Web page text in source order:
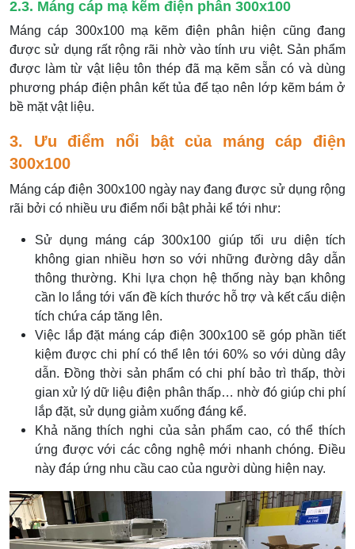
2.3. Máng cáp mạ kẽm điện phân 300x100
Máng cáp 300x100 mạ kẽm điện phân hiện cũng đang
được sử dụng rất rộng rãi nhờ vào tính ưu việt. Sản phẩm
được làm từ vật liệu tôn thép đã mạ kẽm sẵn có và dùng
phương pháp điện phân kết tủa để tạo nên lớp kẽm bám ở
bề mặt vật liệu.
3. Ưu điểm nổi bật của máng cáp điện
300x100
Máng cáp điện 300x100 ngày nay đang được sử dụng rộng
rãi bởi có nhiều ưu điểm nổi bật phải kể tới như:
Sử dụng máng cáp 300x100 giúp tối ưu diện tích
không gian nhiều hơn so với những đường dây dẫn
thông thường. Khi lựa chọn hệ thống này bạn không
cần lo lắng tới vấn đề kích thước hỗ trợ và kết cấu diện
tích chứa cáp tăng lên.
Việc lắp đặt máng cáp điện 300x100 sẽ góp phần tiết
kiệm được chi phí có thể lên tới 60% so với dùng dây
dẫn. Đồng thời sản phẩm có chi phí bảo trì thấp, thời
gian xử lý dữ liệu điện phân thấp… nhờ đó giúp chi phí
lắp đặt, sử dụng giảm xuống đáng kể.
Khả năng thích nghi của sản phẩm cao, có thể thích
ứng được với các công nghệ mới nhanh chóng. Điều
này đáp ứng nhu cầu cao của người dùng hiện nay.